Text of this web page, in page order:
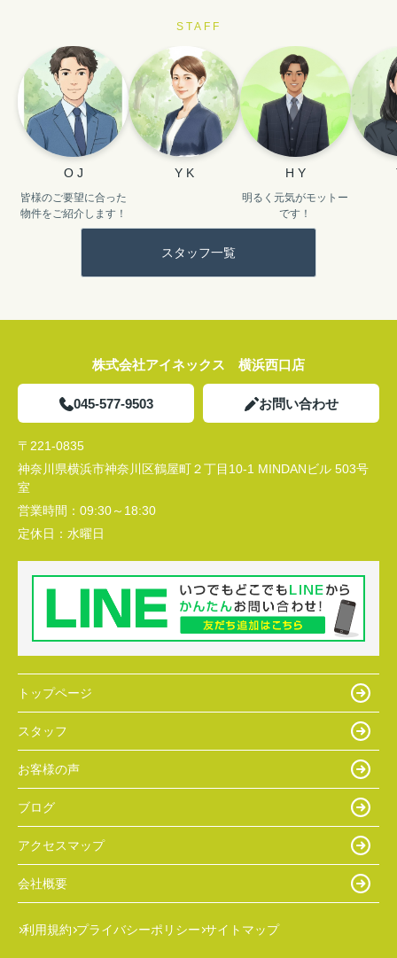
STAFF
O J
皆様のご要望に合った
物件をご紹介します！
Y K H Y
明るく元気がモットー
です！
スタッフ一覧
株式会社アイネックス 横浜西口店
045-577-9503 お問い合わせ
〒221-0835
神奈川県横浜市神奈川区鶴屋町２丁目10-1 MINDANビル 503号
室
営業時間： 09:30～18:30
定休日： 水曜日
トップページ
スタッフ
お客様の声
ブログ
アクセスマップ
会社概要
利用規約 プライバシーポリシー サイトマップ